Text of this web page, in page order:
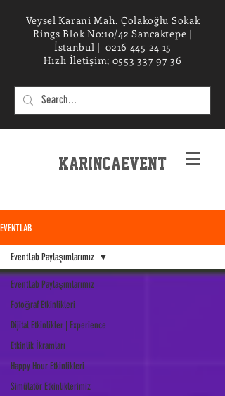
Veysel Karani Mah. Çolakoğlu Sokak
Rings Blok No:10/42 Sancaktepe |
İstanbul |0216 445 24 15
Hızlı İletişim; 0553 337 97 36
KarincaEvent
EXPERIENCe desIGN STUDIO
EVENTLAB
EventLab Paylaşımlarımız
Fotoğraf Etkinlikleri
Dijital Etkinlikler | Experience
Etkinlik İkramları
Happy Hour Etkinlikleri
Simülatör Etkinliklerimiz
EventLab Paylaşımlarımız